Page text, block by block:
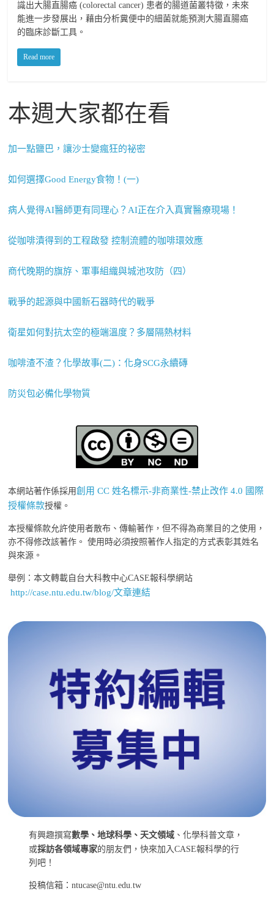
識出大腸直腸癌 (colorectal cancer) 患者的腸道菌叢特徵，未來
能進一步發展出，藉由分析糞便中的細菌就能預測大腸直腸癌
的臨床診斷工具。
Read more
本週大家都在看
加一點鹽巴，讓沙士變瘋狂的祕密
如何選擇Good Energy食物！(一)
病人覺得AI醫師更有同理心？AI正在介入真實醫療現場！
從咖啡漬得到的工程啟發 控制流體的咖啡環效應
商代晚期的旗斿、軍事組織與城池攻防（四）
戰爭的起源與中國新石器時代的戰爭
衛星如何對抗太空的極端溫度？多層隔熱材料
咖啡渣不渣？化學故事(二)：化身SCG永續磚
防災包必備化學物質
本網站著作係採用創用 CC 姓名標示-非商業性-禁止改作 4.0 國際
授權條款授權。
本授權條款允許使用者散布、傳輸著作，但不得為商業目的之使用，
亦不得修改該著作。 使用時必須按照著作人指定的方式表彰其姓名
與來源。
舉例：本文轉載自台大科教中心CASE報科學網站
http://case.ntu.edu.tw/blog/文章連結
有興趣撰寫數學、地球科學、天文領域 、化學科普文章，
或採訪各領域專家的朋友們，快來加入CASE報科學的行
列吧！
投稿信箱：ntucase@ntu.edu.tw